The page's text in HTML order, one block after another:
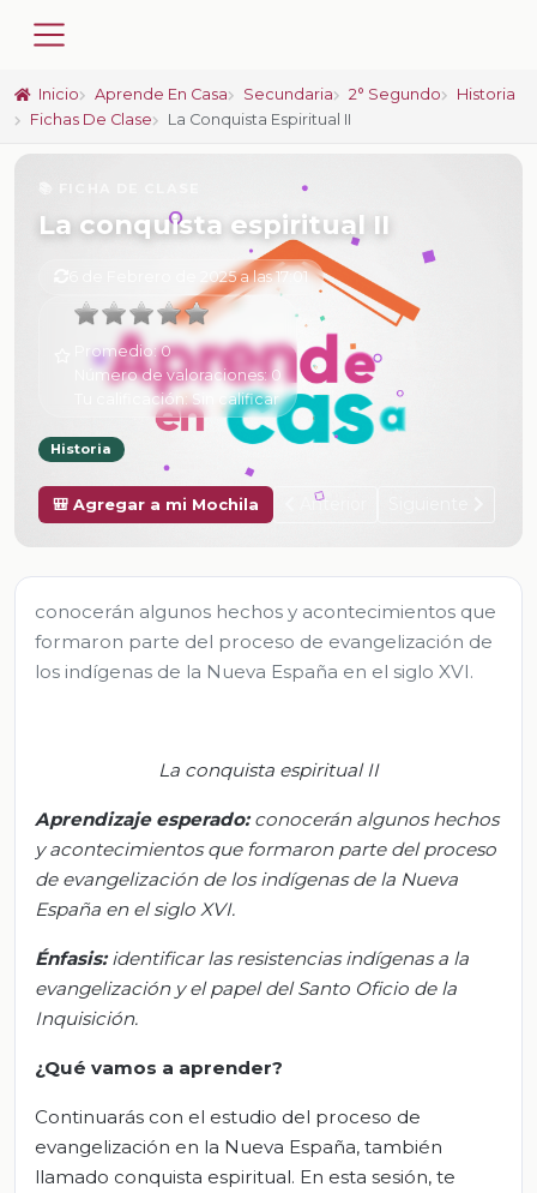
Inicio Aprende En Casa Secundaria 2° Segundo
Historia
Fichas De Clase
La Conquista Espiritual II
La conquista espiritual II
6 de Febrero de 2025 a las 17:01
Promedio:0
Número de valoraciones:0
Tu calificación:Sin calificar
Historia
🎒 Agregar a mi Mochila Anterior
conocerán algunos hechos y acontecimientos que
formaron parte del proceso de evangelización de
los indígenas de la Nueva España en el siglo XVI.
La conquista espiritual II
Aprendizaje esperado:conocerán algunos hechos
y acontecimientos que formaron parte del proceso
de evangelización de los indígenas de la Nueva
España en el siglo XVI.
Énfasis:identificar las resistencias indígenas a la
evangelización y el papel del Santo Oficio de la
Inquisición.
¿Qué vamos a aprender?
Continuarás con el estudio del proceso de
evangelización en la Nueva España, también
llamado conquista espiritual. En esta sesión, te